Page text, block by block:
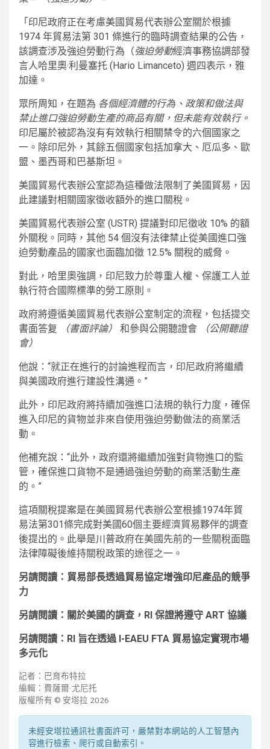
「印尼政府正在考慮美國貿易代表辦公室關於根據
1974 年貿易法第 301 條進行的臨時調查結果的公告，
該調查涉及強迫勞動行為（強迫勞動經濟事務協調部發
言人哈里奧·利曼塞托 (Hario Limanceto) 週四表示，雅
加達。
眾所周知，在題為 各個經濟體的行為、政策和做法與
禁止進口強迫勞動生產的商品有關，但未能有效執行。
印尼屬於被認為沒有有效執行相關禁令的六個國家之
一。除印尼外，其餘五個國家包括加拿大、厄瓜多、歐
盟、墨西哥和巴基斯坦。
美國貿易代表辦公室認為這種做法限制了美國貿易，因
此建議對相關國家徵收額外的進口關稅。
美國貿易代表辦公室 (USTR) 提議對印尼徵收 10% 的額
外關稅。同時，其他 54 個沒有法律禁止從美國進口強
迫勞動產品的國家也面臨加徵 12.5% 關稅的威脅。
對此，哈里奧強調，印尼致力於尊重人權、保護工人並
執行符合國際標準的勞工原則。
政府將遵循美國貿易代表辦公室制定的流程，包括提交
書面答复
（書面評論） 和參與公開聽證會
（公開聽證
會）
他說：“就正在進行的討論進程而言，印尼政府將繼續
與美國政府進行建設性溝通。”
此外，印尼政府將持續加強進口法規的執行力度，確保
進入印尼的貨物並非來自使用強迫勞動做法的商業活
動。
他補充說：“此外，政府還將繼續加強對貨物進口的監
管，確保進口貨物不是通過強迫勞動的商業活動生產
的。”
這項關稅提案是在美國貿易代表辦公室根據1974年貿
易法第301條完成對美國60個主要經濟貿易夥伴的調查
後提出的。此舉是川普政府在美國先前的一些關稅面臨
法律障礙後維持關稅政策的途徑之一。
另請閱讀：貿易部長透過貿易協定增強印尼產品的競爭
力
另請閱讀：關於美國的調查，RI 保證將遵守 ART 協議
另請閱讀：RI 旨在透過 I-EAEU FTA 貿易協定實現市場
多元化
記者：巴育布特拉
編輯：費薩爾·尤尼托
版權所有 © 安塔拉 2026
未經安塔拉通訊社書面許可，嚴禁對本網站的人工智慧內
容進行檢索、爬行或自動索引。